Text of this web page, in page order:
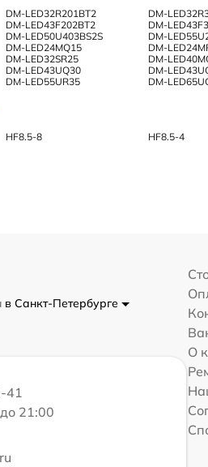
DM-LED32R201BT2 DM-
DM-LED43F202BT2 DM-
DM-LED50U403BS2S DM-
DM-LED24MQ15 DM-
DM-LED32SR25 DM-
DM-LED43UQ30 DM-
DM-LED55UR35 DM-
HF8.5-8 HF8.5-4
в Санкт-Петербурге
41
21:00
О